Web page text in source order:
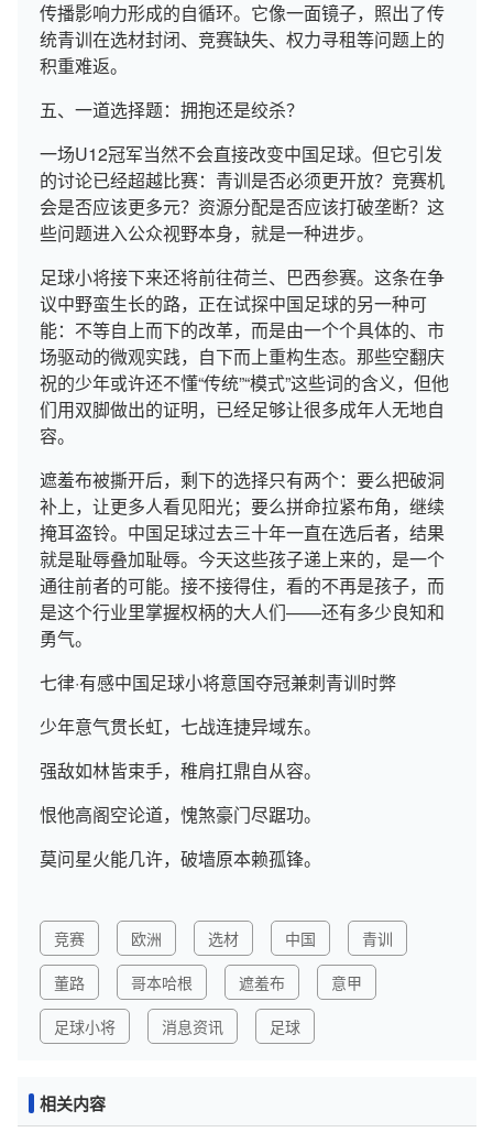
传播影响力形成的自循环。它像一面镜子，照出了传
统青训在选材封闭、竞赛缺失、权力寻租等问题上的
积重难返。
五、一道选择题：拥抱还是绞杀？
一场U12冠军当然不会直接改变中国足球。但它引发
的讨论已经超越比赛：青训是否必须更开放？竞赛机
会是否应该更多元？资源分配是否应该打破垄断？这
些问题进入公众视野本身，就是一种进步。
足球小将接下来还将前往荷兰、巴西参赛。这条在争
议中野蛮生长的路，正在试探中国足球的另一种可
能：不等自上而下的改革，而是由一个个具体的、市
场驱动的微观实践，自下而上重构生态。那些空翻庆
祝的少年或许还不懂“传统”“模式”这些词的含义，但他
们用双脚做出的证明，已经足够让很多成年人无地自
容。
遮羞布被撕开后，剩下的选择只有两个：要么把破洞
补上，让更多人看见阳光；要么拼命拉紧布角，继续
掩耳盗铃。中国足球过去三十年一直在选后者，结果
就是耻辱叠加耻辱。今天这些孩子递上来的，是一个
通往前者的可能。接不接得住，看的不再是孩子，而
是这个行业里掌握权柄的大人们——还有多少良知和
勇气。
七律·有感中国足球小将意国夺冠兼刺青训时弊
少年意气贯长虹，七战连捷异域东。
强敌如林皆束手，稚肩扛鼎自从容。
恨他高阁空论道，愧煞豪门尽踞功。
莫问星火能几许，破墙原本赖孤锋。
竞赛 欧洲 选材 中国
青训
董路
哥本哈根 遮羞布
意甲
足球小将
消息资讯 足球
相关内容